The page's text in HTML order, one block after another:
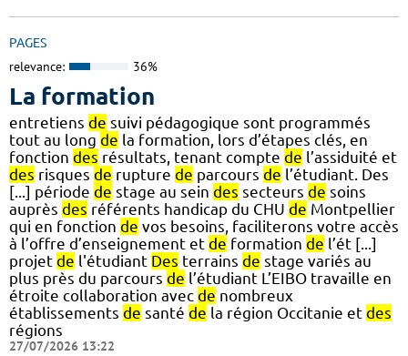
PAGES
relevance: 36%
La formation
entretiens de suivi pédagogique sont programmés
tout au long de la formation, lors d’étapes clés, en
fonction des résultats, tenant compte de l’assiduité et
des risques de rupture de parcours de l’étudiant. Des
[...] période de stage au sein des secteurs de soins
auprès des référents handicap du CHU de Montpellier
qui en fonction de vos besoins, faciliterons votre accès
à l’offre d’enseignement et de formation de l’ét [...]
projet de l'étudiant Des terrains de stage variés au
plus près du parcours de l’étudiant L’EIBO travaille en
étroite collaboration avec de nombreux
établissements de santé de la région Occitanie et des
régions
27/07/2026 13:22